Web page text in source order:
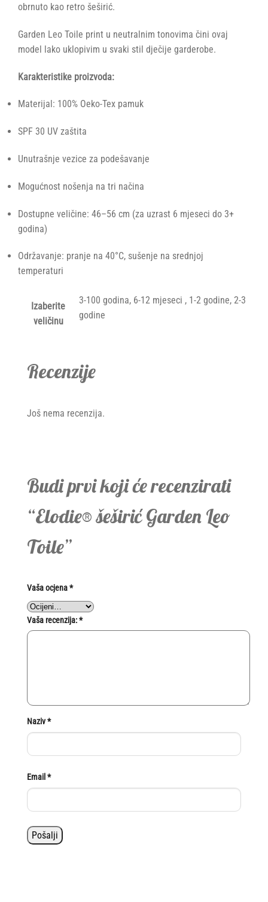
obrnuto kao retro šeširić.
Garden Leo Toile print u neutralnim tonovima čini ovaj
model lako uklopivim u svaki stil dječije garderobe.
Karakteristike proizvoda:
Materijal: 100% Oeko-Tex pamuk
SPF 30 UV zaštita
Unutrašnje vezice za podešavanje
Mogućnost nošenja na tri načina
Dostupne veličine: 46–56 cm (za uzrast 6 mjeseci do 3+
godina)
Održavanje: pranje na 40°C, sušenje na srednjoj
temperaturi
Izaberite
veličinu
3-100 godina, 6-12 mjeseci , 1-2 godine, 2-3
godine
Recenzije
Još nema recenzija.
Budi prvi koji će recenzirati
“Elodie® šeširić Garden Leo
Toile”
Vaša ocjena*
Vaša recenzija:*
Naziv*
Email *